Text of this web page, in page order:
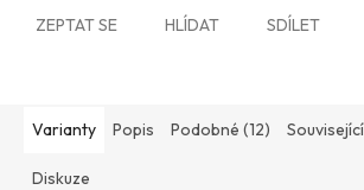
ZEPTAT SE HLÍDAT SDÍLET
Varianty Popis Podobné (12)
Diskuze